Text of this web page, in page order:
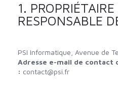
1.
RESPONSABLE
PSI Informatique, Avenue de
Adresse e-mail de contact
: contact@psi.fr